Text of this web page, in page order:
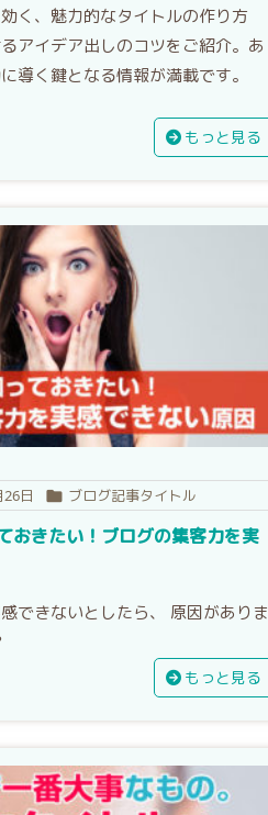
く、魅力的なタイトルの作り方
アイデア出しのコツをご紹介。あ
導く鍵となる情報が満載です。
もっと見る
日  ブログ記事タイトル
おきたい！ブログの集客力を実
できないとしたら、 原因がありま
もっと見る